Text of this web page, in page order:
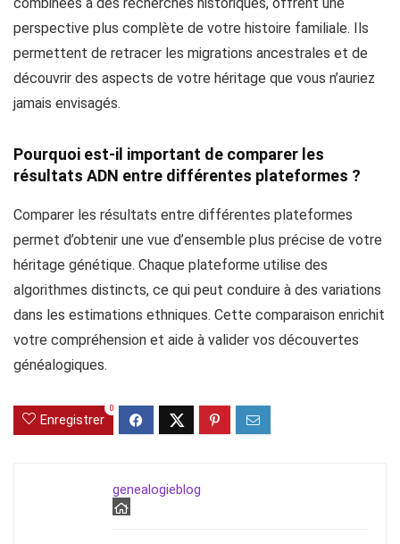
perspective plus complète de votre histoire familiale. Ils
permettent de retracer les migrations ancestrales et de
découvrir des aspects de votre héritage que vous n’auriez
jamais envisagés.
Pourquoi est-il important de comparer les
résultats ADN entre différentes plateformes ?
Comparer les résultats entre différentes plateformes
permet d’obtenir une vue d’ensemble plus précise de votre
héritage génétique. Chaque plateforme utilise des
algorithmes distincts, ce qui peut conduire à des variations
dans les estimations ethniques. Cette comparaison enrichit
votre compréhension et aide à valider vos découvertes
généalogiques.
Enregistrer
0
genealogieblog